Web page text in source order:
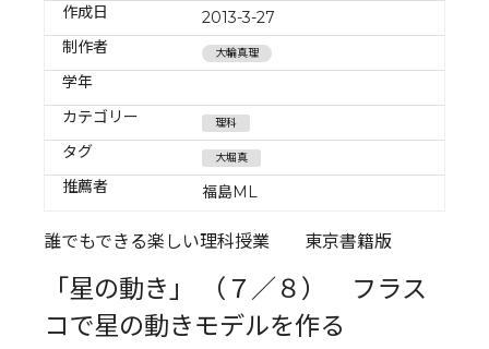
作成日
2013-3-27
制作者
大輪真理
学年
カテゴリー
理科
タグ 大堀真
推薦者 福島ML
誰でもできる楽しい理科授業 東京書籍版
「星の動き」 （７／８） フラス
コで星の動きモデルを作る